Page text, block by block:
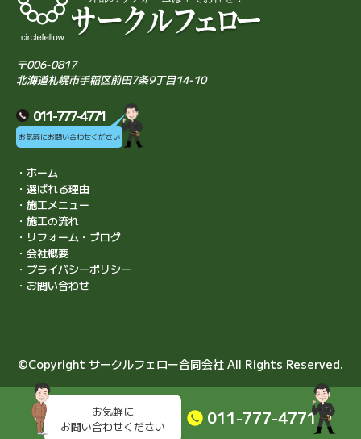
お気軽に
お問い合わせください
011-777-4771
〒006-0817
北海道札幌市手稲区前田7条9丁目14-10
011-777-4771
お気軽にお問い合わせください
・ホーム
・選ばれる理由
・施工メニュー
・施工の流れ
・リフォーム・ブログ
・会社概要
・プライバシーポリシー
・お問い合わせ
©Copyright サークルフェロー合同会社 All Rights Reserved.